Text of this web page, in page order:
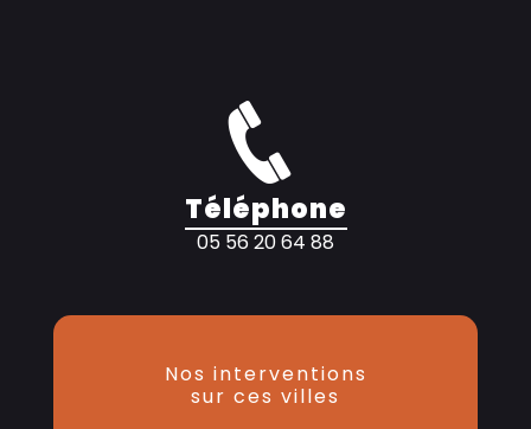
Téléphone
05 56 20 64 88
Nos interventions
sur ces villes